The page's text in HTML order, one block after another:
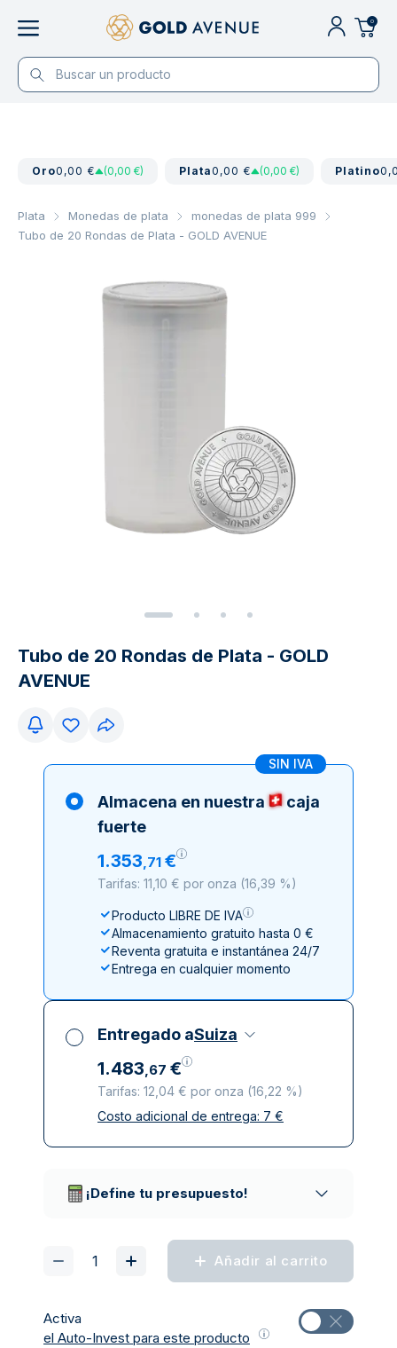
0
Oro0,00 € (0,00 €) Plata0,00 € (0,00 €) Platino
Plata Monedas de plata
monedas de plata 999
Tubo de 20 Rondas de Plata - GOLD AVENUE
Tubo de 20 Rondas de Plata - GOLD
AVENUE
SIN IVA
Almacena en nuestra
caja
fuerte
1.353,71 €
Tarifas: 11,10 € por onza (16,39 %)
Producto LIBRE DE IVA
Almacenamiento gratuito hasta 0 €
Reventa gratuita e instantánea 24/7
Entrega en cualquier momento
Entregado aSuiza
1.483,67 €
Tarifas: 12,04 € por onza (16,22 %)
Impuestos incluidos
Costo adicional de entrega: 7 €
¡Define tu presupuesto!
Añadir al carrito
Activa
el Auto-Invest para este producto